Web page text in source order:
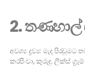
2.
අවශ්‍ය ද්‍රව්‍ය: මැද පිරවුමට
කරපිංචා, කුරුඳු. ලීක්ස්